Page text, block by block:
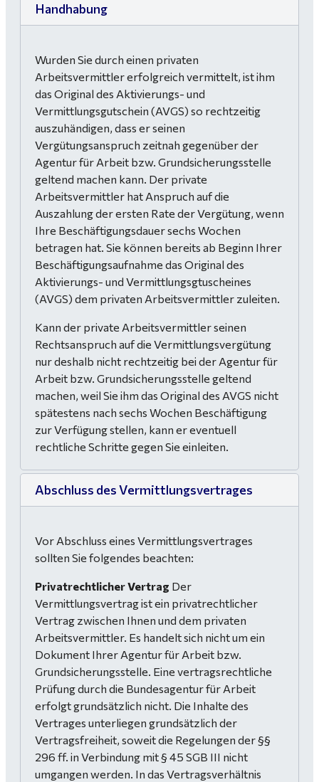
Handhabung
Wurden Sie durch einen privaten
Arbeitsvermittler erfolgreich vermittelt, ist ihm
das Original des Aktivierungs- und
Vermittlungsgutschein (AVGS) so rechtzeitig
auszuhändigen, dass er seinen
Vergütungsanspruch zeitnah gegenüber der
Agentur für Arbeit bzw. Grundsicherungsstelle
geltend machen kann. Der private
Arbeitsvermittler hat Anspruch auf die
Auszahlung der ersten Rate der Vergütung, wenn
Ihre Beschäftigungsdauer sechs Wochen
betragen hat. Sie können bereits ab Beginn Ihrer
Beschäftigungsaufnahme das Original des
Aktivierungs- und Vermittlungsgtuscheines
(AVGS) dem privaten Arbeitsvermittler zuleiten.
Kann der private Arbeitsvermittler seinen
Rechtsanspruch auf die Vermittlungsvergütung
nur deshalb nicht rechtzeitig bei der Agentur für
Arbeit bzw. Grundsicherungsstelle geltend
machen, weil Sie ihm das Original des AVGS nicht
spätestens nach sechs Wochen Beschäftigung
zur Verfügung stellen, kann er eventuell
rechtliche Schritte gegen Sie einleiten.
Abschluss des Vermittlungsvertrages
Vor Abschluss eines Vermittlungsvertrages
sollten Sie folgendes beachten:
Privatrechtlicher Vertrag Der
Vermittlungsvertrag ist ein privatrechtlicher
Vertrag zwischen Ihnen und dem privaten
Arbeitsvermittler. Es handelt sich nicht um ein
Dokument Ihrer Agentur für Arbeit bzw.
Grundsicherungsstelle. Eine vertragsrechtliche
Prüfung durch die Bundesagentur für Arbeit
erfolgt grundsätzlich nicht. Die Inhalte des
Vertrages unterliegen grundsätzlich der
Vertragsfreiheit, soweit die Regelungen der §§
296 ff. in Verbindung mit § 45 SGB III nicht
umgangen werden. In das Vertragsverhältnis